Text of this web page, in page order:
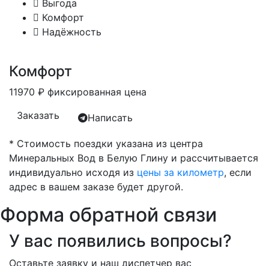
Выгода
Комфорт
Надёжность
Комфорт
11970 ₽ фиксированная цена
Заказать
Написать
* Стоимость поездки указана из центра
Минеральных Вод в Белую Глину и рассчитывается
индивидуально исходя из цены за километр, если
адрес в вашем заказе будет другой.
Форма обратной связи
У вас появились вопросы?
Оставьте заявку и наш диспетчер вас